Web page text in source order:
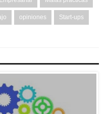
opiniones Start-ups